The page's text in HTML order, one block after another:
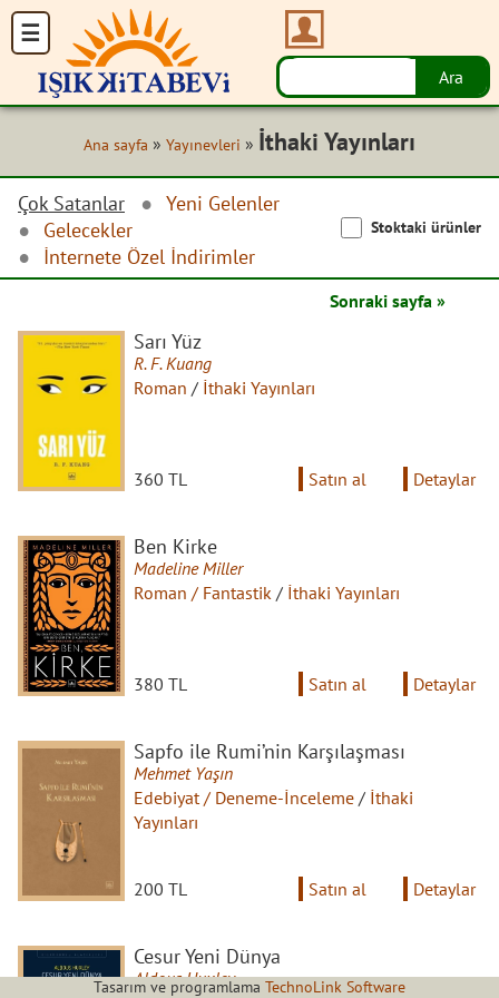
Ana sayfa » Yayınevleri » İthaki Yayınları
Çok Satanlar
Yeni Gelenler
Gelecekler
İnternete Özel İndirimler
Stoktaki ürünler
Sonraki sayfa »
Sarı Yüz
R. F. Kuang
Roman / İthaki Yayınları
360 TL Satın al Detaylar
Ben Kirke
Madeline Miller
Roman / Fantastik / İthaki Yayınları
380 TL Satın al Detaylar
Sapfo ile Rumi’nin Karşılaşması
Mehmet Yaşın
Edebiyat / Deneme-İnceleme / İthaki
Yayınları
200 TL Satın al Detaylar
Cesur Yeni Dünya
Aldous Huxley
Tasarım ve programlama TechnoLink Software